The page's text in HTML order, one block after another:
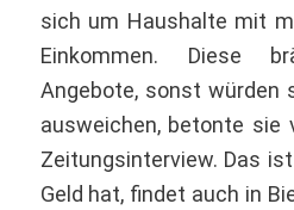
sich um Haushalte mit
Einkommen. Diese
Angebote, sonst würden
ausweichen, betonte sie
Zeitungsinterview. Das
Geld hat, findet auch in